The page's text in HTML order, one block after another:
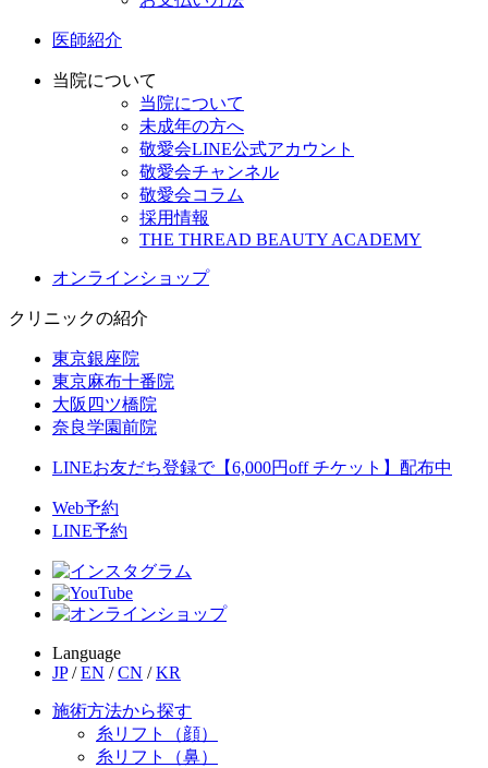
医師紹介
当院について
当院について
未成年の方へ
敬愛会LINE公式アカウント
敬愛会チャンネル
敬愛会コラム
採用情報
THE THREAD BEAUTY ACADEMY
オンラインショップ
クリニックの紹介
東京銀座院
東京麻布十番院
大阪四ツ橋院
奈良学園前院
LINEお友だち登録で【6,000円off チケット】配布中
Web予約
LINE予約
Language
JP / EN / CN / KR
施術方法から探す
糸リフト（顔）
糸リフト（鼻）